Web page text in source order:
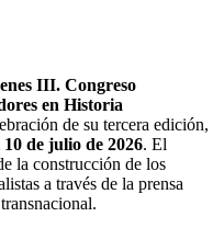
III. Congreso
en Historia
de su tercera edición,
de julio de 2026. El
la construcción de los
a través de la prensa